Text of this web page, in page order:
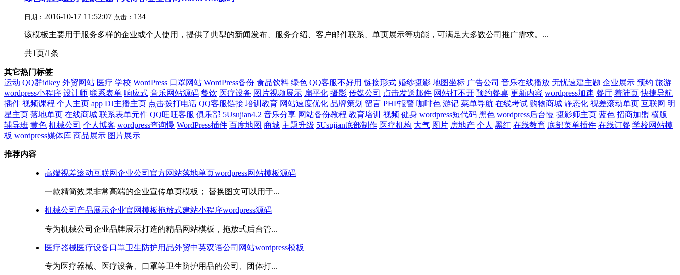
日期： 2016-10-17 11:52:07 点击： 134
该模板主要用于服务多样的企业或个人使用，提供了典型的新闻发布、服务介绍、客户邮件联系、单页展示等功能，可满足大多数公司推广需求。...
共1页/1条
其它热门标签
运动 QQ群idkey 外贸网站 医疗 学校 WordPress 口罩网站 WordPress备份 食品饮料 绿色 QQ客服不好用 链接形式 婚纱摄影 地图坐标 广告公司 音乐在线播放 无忧速建主题 企业展示 预约 旅游
wordpress小程序 设计师 联系表单 响应式 音乐网站源码 餐饮 医疗设备 图片视频展示 扁平化 摄影 传媒公司 点击发送邮件 网站打不开 预约餐桌 更新内容 wordpress加速 餐厅 着陆页 快捷导航
插件 视频课程 个人主页 app DJ主播主页 点击拨打电话 QQ客服链接 培训教育 网站速度优化 品牌策划 留言 PHP报警 咖啡色 游记 菜单导航 在线考试 购物商城 静态化 视差滚动单页 互联网 明
星主页 落地单页 在线商城 联系表单元件 QQ旺旺客服 俱乐部 5Usujian4.2 音乐分享 网站备份教程 教育培训 视频 健身 wordpress短代码 黑色 wordpress后台慢 摄影师主页 蓝色 招商加盟 横版
辅导班 黄色 机械公司 个人博客 wordpress查询慢 WordPress插件 百度地图 商城 主题升级 5Usujian底部制作 医疗机构 大气 图片 房地产 个人 黑红 在线教育 底部菜单插件 在线订餐 学校网站模
板 wordpress媒体库 商品展示 图片展示
推荐内容
高端视差滚动互联网企业公司官方网站落地单页wordpress网站模板源码
一款精简效果非常高端的企业宣传单页模板； 替换图文可以用于...
机械公司产品展示企业官网模板拖放式建站小程序wordpress源码
专为机械公司企业品牌展示打造的精品网站模板，拖放式后台管...
医疗器械医疗设备口罩卫生防护用品外贸中英双语公司网站wordpress模板
专为医疗器械、医疗设备、口罩等卫生防护用品的公司、团体打...